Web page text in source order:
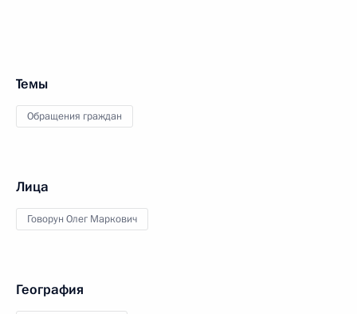
Темы
Обращения граждан
Лица
Говорун Олег Маркович
География